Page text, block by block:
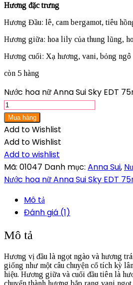
Hương đặc trưng
Hương Đầu: lê, cam bergamot, tiêu
Hương giữa: hoa lily của thung lũng,
Hương cuối: Xạ hương, vani, bỏng ngô
còn 5 hàng
Nước hoa nữ Anna Sui Sky EDT
Mua hàng
Add to Wishlist
Add to Wishlist
Add to wishlist
Mã: 01047 Danh mục: Anna Sui,
Nước hoa nữ Anna Sui Sky EDT
Mô tả
Đánh giá (1)
Mô tả
Hương vị đầu là ngọt ngào và hương
giống như một câu chuyện cổ tích kỳ
hiệu. Hương giữa và cuối đầu tiên là
chuyển thành hương bắp rang vani